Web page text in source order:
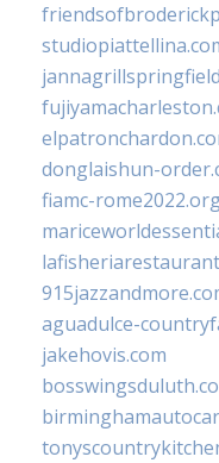
donglaishun-
fiamc-
aguadulce-
jakehovis.com